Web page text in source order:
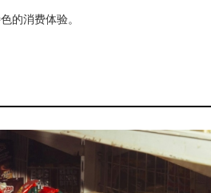
的消费体验。